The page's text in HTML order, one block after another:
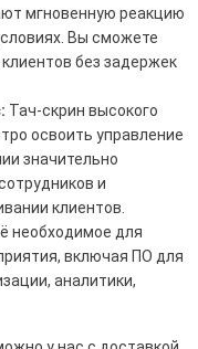
мгновенную реакцию
Вы сможете
без задержек
Тач-скрин высокого
освоить управление
значительно
и
клиентов.
необходимое для
включая ПО для
аналитики,